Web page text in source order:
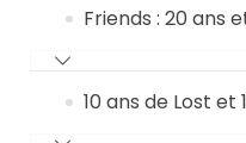
Friends : 20 ans
10 ans de Lost